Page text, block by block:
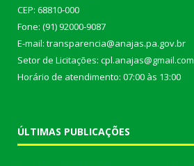
CEP: 68810-000
Fone: (91) 92000-9087
E-mail: transparencia@anajas.pa.gov.br
Setor de Licitações: cpl.anajas@gmail.com
Horário de atendimento: 07:00 às 13:00
ÚLTIMAS PUBLICAÇÕES